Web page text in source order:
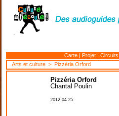
Carte | Projet |
Arts et culture > Pizzéria Orford
Pizzéria Orford
Chantal Poulin
2012 04 25